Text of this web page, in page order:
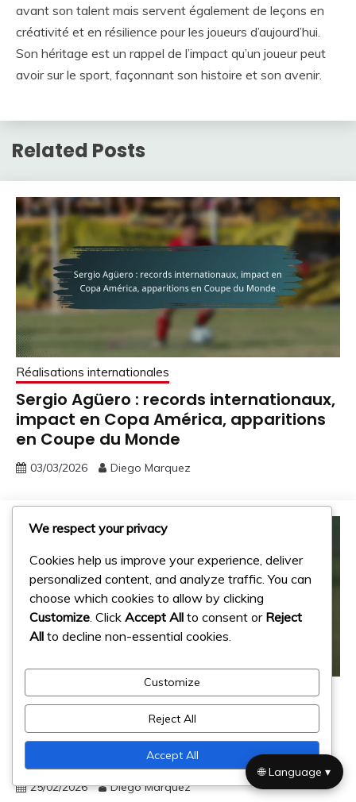
avant son talent mais servent également de leçons en
créativité et en résilience pour les joueurs d’aujourd’hui.
Son héritage est un rappel de l’impact qu’un joueur peut
avoir sur le sport, façonnant son histoire et son avenir.
Related Posts
Réalisations internationales
Sergio Agüero : records internationaux,
impact en Copa América, apparitions
en Coupe du Monde
03/03/2026 Diego Marquez
Réalisations internationales
Ariel Ortega : Réalisations
internationales, Héritage en équipe
nationale, Performances clés
25/02/2026 Diego Marquez
We respect your privacy
Cookies help us improve your experience, deliver
personalized content, and analyze traffic. You can
choose which cookies to allow by clicking
Customize . Click Accept All to consent or Reject
All to decline non-essential cookies.
Customize
Reject All
Accept All
🌐 Language ▾